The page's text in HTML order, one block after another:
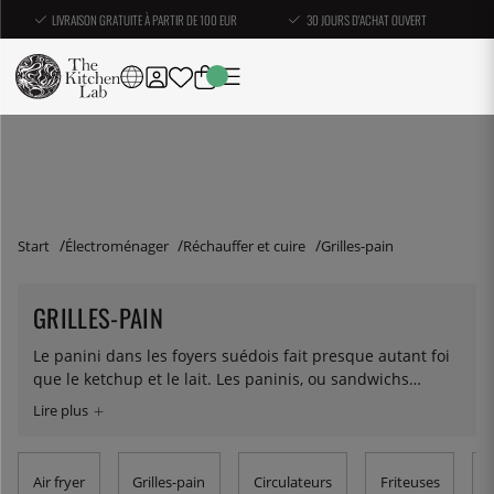
LIVRAISON GRATUITE À PARTIR DE 100 EUR 30 JOURS D'ACHAT OUVERT
Start Électroménager Réchauffer et cuire Grilles-pain
GRILLES-PAIN
Le panini dans les foyers suédois fait presque autant foi
que le ketchup et le lait. Les paninis, ou sandwichs
grillés, sont un terme qui évoque facilement Pågens
Jättefranska ou Skogaholms Orginalrost, mais le grille-
pain permet également de donner une nouvelle vie aux
sandwichs au levain de la veille. Ce qui fait durcir le pain,
Air fryer Grilles-pain Circulateurs Friteuses